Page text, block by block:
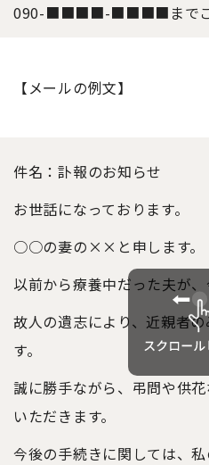
090-■■■■-■■■■までご
【メールの例文】
件名：訃報のお知らせ
お世話になっております。
○○の妻の××と申します。
以前から療養中だった夫が、
故人の遺志により、近親者
す。
誠に勝手ながら、弔問や供
いただきます。
今後の手続きに関しては